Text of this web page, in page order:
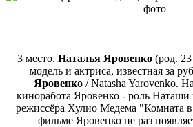
3 место. Наталья Яровенко(род. 23
модель и актриса, известная за
Яровенко/ Natasha Yarovenko.
киноработа Яровенко - роль Наташи
режиссёра Хулио Медема "Комната
фильме Яровенко не раз